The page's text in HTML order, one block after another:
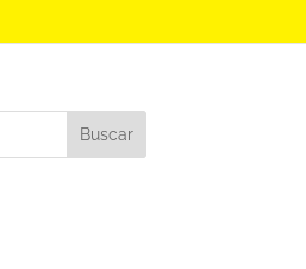
Buscar